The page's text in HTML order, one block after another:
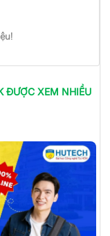
ĐƯỢC XEM NHIỀU